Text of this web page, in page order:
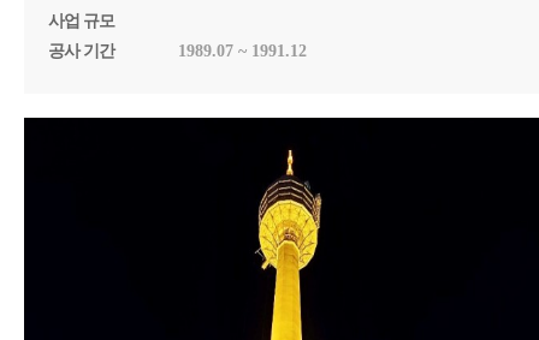
사업 규모
공사 기간
1989.07 ~ 1991.12